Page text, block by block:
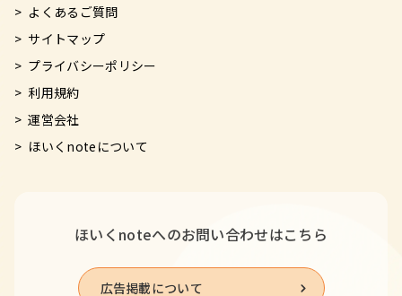
よくあるご質問
サイトマップ
プライバシーポリシー
利用規約
運営会社
ほいくnoteについて
ほいくnoteへのお問い合わせはこちら
広告掲載について